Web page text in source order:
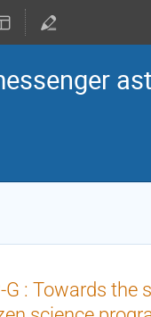
G : Towards the